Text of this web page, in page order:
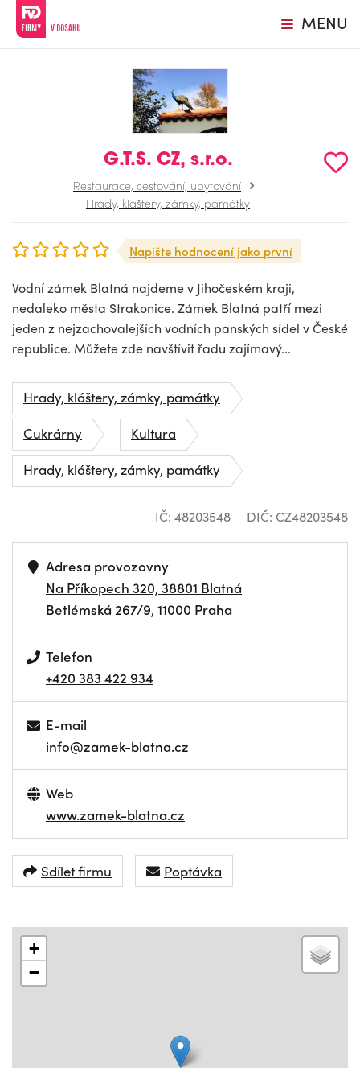
MENU
G.T.S. CZ, s.r.o.
Restaurace, cestování, ubytování
Hrady, kláštery, zámky, památky
Napište hodnocení jako první
Vodní zámek Blatná najdeme v Jihočeském kraji,
nedaleko města Strakonice. Zámek Blatná patří mezi
jeden z nejzachovalejších vodních panských sídel v České
republice. Můžete zde navštívit řadu zajímavý...
Hrady, kláštery, zámky, památky
Cukrárny
Kultura
Hrady, kláštery, zámky, památky
IČ: 48203548 DIČ: CZ48203548
Adresa provozovny
Na Příkopech 320, 38801 Blatná
Betlémská 267/9, 11000 Praha
Telefon
+420 383 422 934
E-mail
info@zamek-blatna.cz
Web
www.zamek-blatna.cz
Sdílet firmu Poptávka
+
−